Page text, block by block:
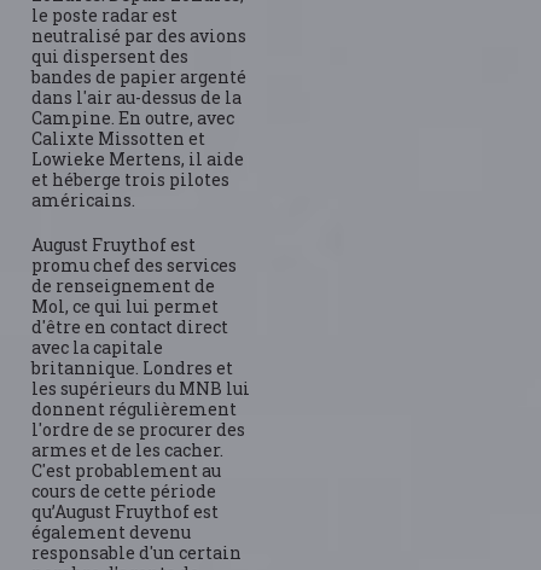
le poste radar est
neutralisé par des avions
qui dispersent des
bandes de papier argenté
dans l'air au-dessus de la
Campine. En outre, avec
Calixte Missotten et
Lowieke Mertens, il aide
et héberge trois pilotes
américains.
August Fruythof est
promu chef des services
de renseignement de
Mol, ce qui lui permet
d'être en contact direct
avec la capitale
britannique. Londres et
les supérieurs du MNB lui
donnent régulièrement
l'ordre de se procurer des
armes et de les cacher.
C'est probablement au
cours de cette période
qu’August Fruythof est
également devenu
responsable d'un certain